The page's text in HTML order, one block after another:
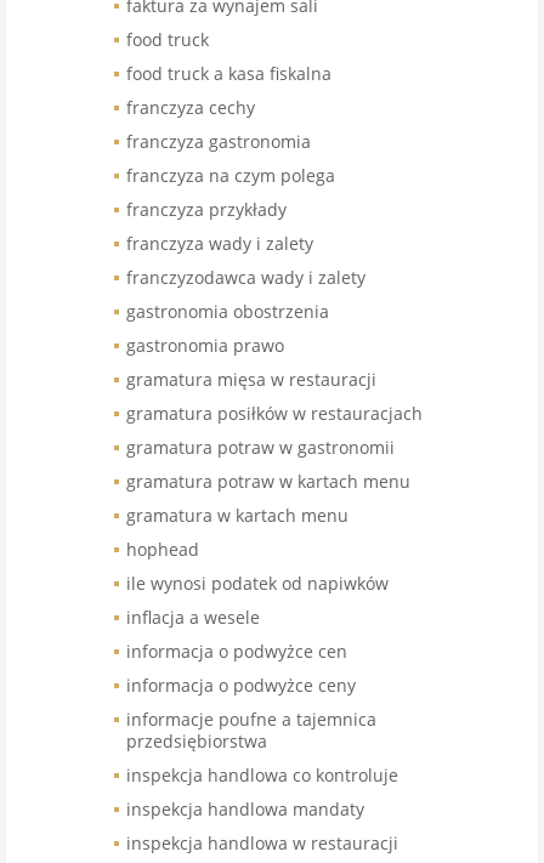
faktura za wynajem sali
food truck
food truck a kasa fiskalna
franczyza cechy
franczyza gastronomia
franczyza na czym polega
franczyza przykłady
franczyza wady i zalety
franczyzodawca wady i zalety
gastronomia obostrzenia
gastronomia prawo
gramatura mięsa w restauracji
gramatura posiłków w restauracjach
gramatura potraw w gastronomii
gramatura potraw w kartach menu
gramatura w kartach menu
hophead
ile wynosi podatek od napiwków
inflacja a wesele
informacja o podwyżce cen
informacja o podwyżce ceny
informacje poufne a tajemnica
przedsiębiorstwa
inspekcja handlowa co kontroluje
inspekcja handlowa mandaty
inspekcja handlowa w restauracji